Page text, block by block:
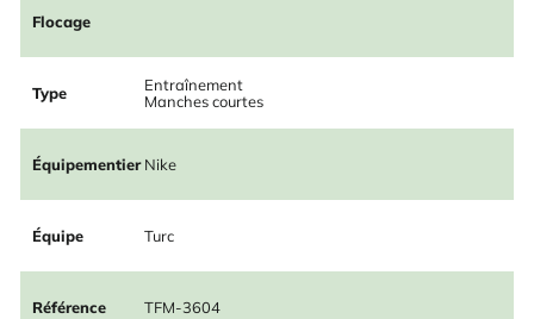
Flocage
Type
Entraînement
Manches courtes
Équipementier Nike
Équipe Turc
Référence TFM-3604